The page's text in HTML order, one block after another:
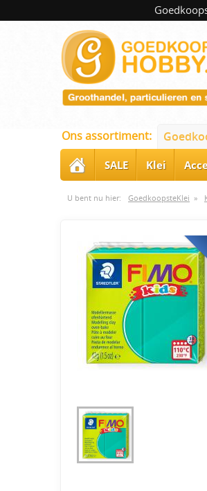
Ons assortiment:
SALE Klei
U bent nu hier: GoedkoopsteKlei »